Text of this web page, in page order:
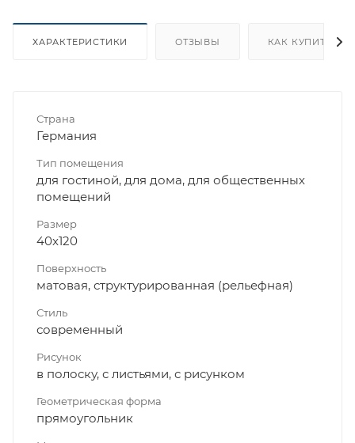
ХАРАКТЕРИСТИКИ ОТЗЫВЫ КАК КУПИТЬ
Страна
Германия
Тип помещения
для гостиной, для дома, для общественных
помещений
Размер
40x120
Поверхность
матовая, структурированная (рельефная)
Стиль
современный
Рисунок
в полоску, с листьями, с рисунком
Геометрическая форма
прямоугольник